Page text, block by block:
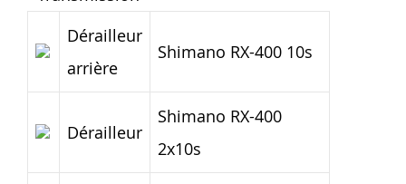
Dérailleur
arrière
Shimano RX-400 10s
Dérailleur
Shimano RX-400
2x10s